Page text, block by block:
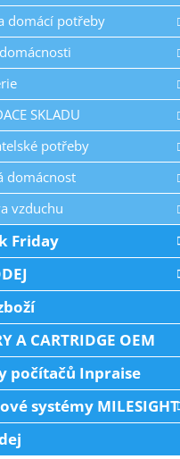
domácí potřeby
SKLADU
potřeby
domácnost
vzduchu
Friday
A CARTRIDGE OEM
počítačů Inpraise
systémy MILESIGHT